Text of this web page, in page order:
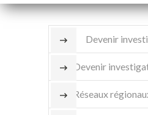
Devenir
Devenir
Réseaux